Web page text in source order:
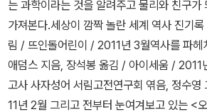
코를 보면서 그 반바지를 갈아 입지 않으면
겠다고 한다. 그때서야 페르코는 참하늘빛보
파란 눈을 보면서 깨닫는다. 반바지는 이제
것을! ♣ 목차파란색 물감이 사라졌다이상한 수위 아저씨비밀 친구
모자 속에 내리는 소나기깜깜한 지하실숲 속
도 미래 사회를 배경으로 해서 SF소설로 분
터리 (18권) 물만두님 생각하며 읽은 일
스타일도 있고, 아쉬운 책들도 있고... 단편
습니다. 아이디어가 좋았던 두 책입니다.
눈' 완전 제 스타일이예요. '어제의 세계'는
에서라도 영어로 된 책으로 읽었으면 좋겠다.
는 과학이라는 것을 알려주고 물리와 친구가
가져본다.세상이 깜짝 놀란 세계 역사 진기
림 / 뜨인돌어린이 / 2011년 3월역사를 파헤
애덤스 지음, 장석봉 옮김 / 아이세움 / 2011
고사 사자성어 서림고전연구회 엮음, 정수
11년 2월 그리고 전부터 눈여겨보고 있는 <